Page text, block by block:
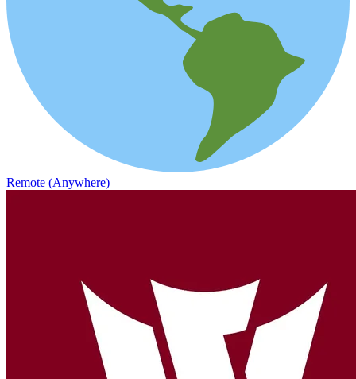
Remote (Anywhere)